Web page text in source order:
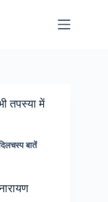
तपस्या में
बातें